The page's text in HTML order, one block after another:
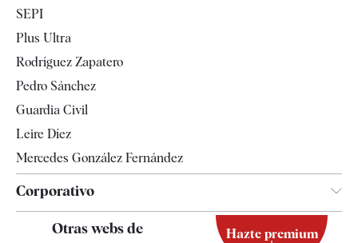
Televisión
SEPI
Plus Ultra
Rodríguez Zapatero
Pedro Sánchez
Guardia Civil
Leire Díez
Mercedes González Fernández
Corporativo
Contacto
Otras webs de Hazte premium